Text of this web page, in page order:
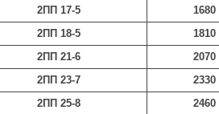
2ПП 17-5
1680
2ПП 18-5
1810
2ПП 21-6
2070
2ПП 23-7
2330
2ПП 25-8
2460